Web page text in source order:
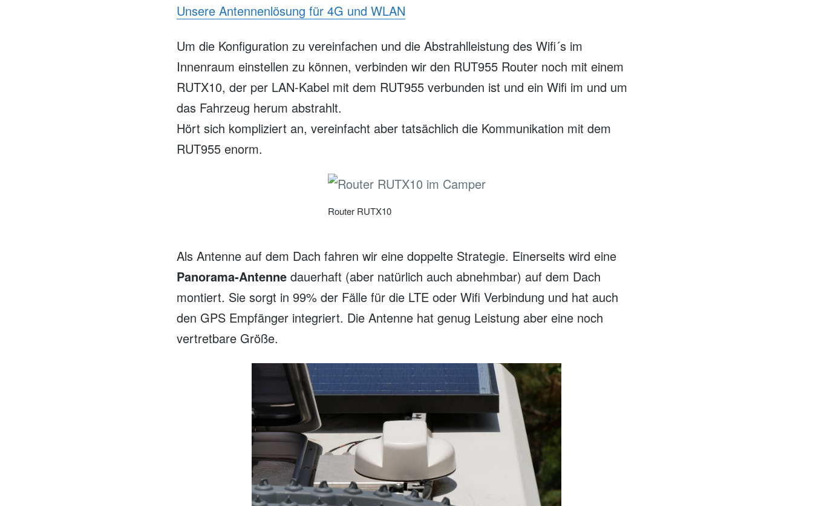
Unsere Antennenlösung für 4G und WLAN
Um die Konfiguration zu vereinfachen und die Abstrahlleistung des Wifi´s im
Innenraum einstellen zu können, verbinden wir den RUT955 Router noch mit einem
RUTX10, der per LAN-Kabel mit dem RUT955 verbunden ist und ein Wifi im und um
das Fahrzeug herum abstrahlt.
Hört sich kompliziert an, vereinfacht aber tatsächlich die Kommunikation mit dem
RUT955 enorm.
Router RUTX10
Als Antenne auf dem Dach fahren wir eine doppelte Strategie. Einerseits wird eine
Panorama-Antenne dauerhaft (aber natürlich auch abnehmbar) auf dem Dach
montiert. Sie sorgt in 99% der Fälle für die LTE oder Wifi Verbindung und hat auch
den GPS Empfänger integriert. Die Antenne hat genug Leistung aber eine noch
vertretbare Größe.